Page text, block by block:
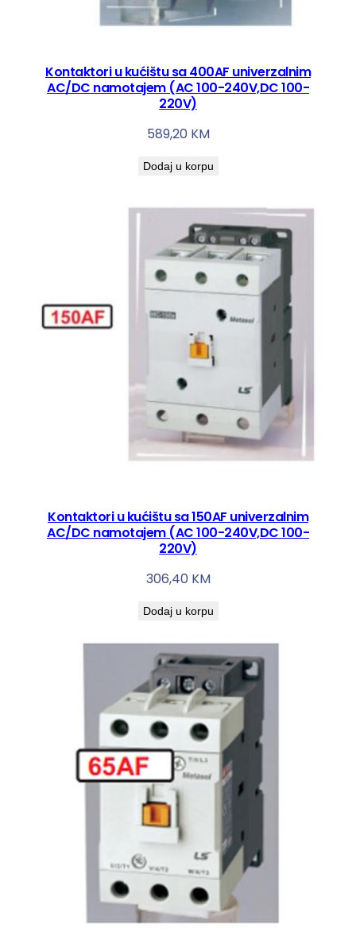
Kontaktori u kućištu sa 400AF univerzalnim
AC/DC namotajem (AC 100-240V,DC 100-
220V)
589,20 KM
Dodaj u korpu
Kontaktori u kućištu sa 150AF univerzalnim
AC/DC namotajem (AC 100-240V,DC 100-
220V)
306,40 KM
Dodaj u korpu